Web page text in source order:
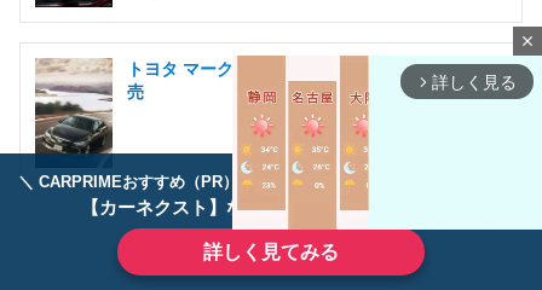
＼ CARPRIMEおすすめ（PR） ／ディーラーで手放すのはもったいない！
【カーネクスト】ならどんなクルマも高価買取
詳しく見てみる
トヨタ マークX生産終了！最後の特別仕様車を発
売
close
arrow_forward_ios 詳しく見る